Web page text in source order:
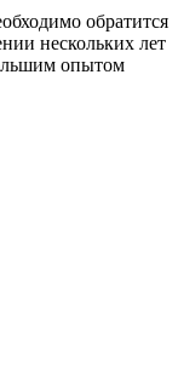
обратится
нескольких лет
опытом